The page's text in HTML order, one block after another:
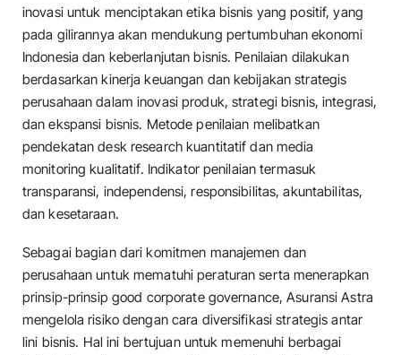
inovasi untuk menciptakan etika bisnis yang positif, yang
pada gilirannya akan mendukung pertumbuhan ekonomi
Indonesia dan keberlanjutan bisnis. Penilaian dilakukan
berdasarkan kinerja keuangan dan kebijakan strategis
perusahaan dalam inovasi produk, strategi bisnis, integrasi,
dan ekspansi bisnis. Metode penilaian melibatkan
pendekatan desk research kuantitatif dan media
monitoring kualitatif. Indikator penilaian termasuk
transparansi, independensi, responsibilitas, akuntabilitas,
dan kesetaraan.
Sebagai bagian dari komitmen manajemen dan
perusahaan untuk mematuhi peraturan serta menerapkan
prinsip-prinsip good corporate governance, Asuransi Astra
mengelola risiko dengan cara diversifikasi strategis antar
lini bisnis. Hal ini bertujuan untuk memenuhi berbagai